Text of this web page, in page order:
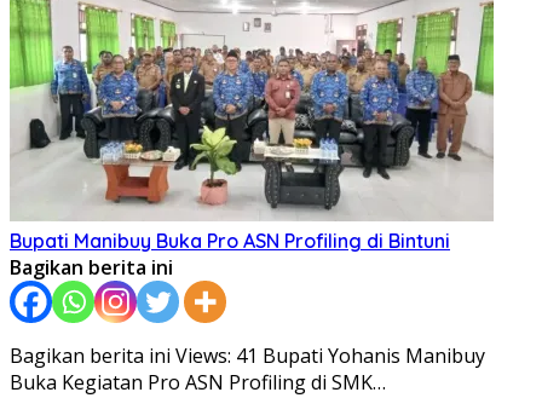
Bupati Manibuy Buka Pro ASN Profiling di Bintuni
Bagikan berita ini
Bagikan berita ini Views: 41 Bupati Yohanis Manibuy
Buka Kegiatan Pro ASN Profiling di SMK…